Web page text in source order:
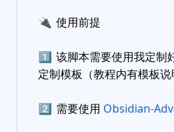
🔌 使用前提
1️⃣ 该脚本需要使用我定
定制模板（教程内有模板说
2️⃣ 需要使用 Obsidian-